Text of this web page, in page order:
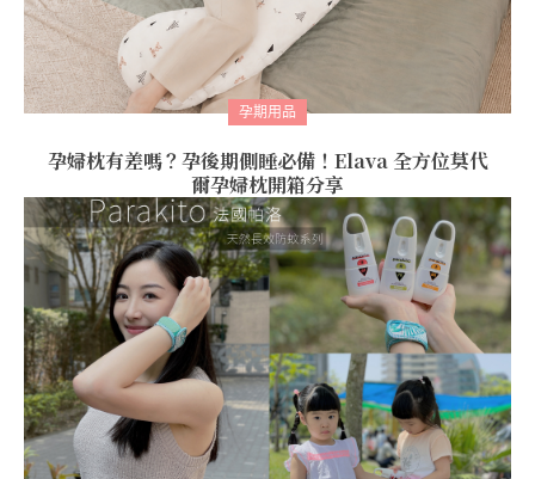
孕期用品
孕婦枕有差嗎？孕後期側睡必備！Elava 全方位莫代
爾孕婦枕開箱分享